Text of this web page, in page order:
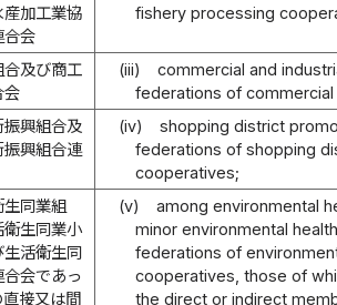
産加工業協
合会
fishery processing
合及び商工
会
(iii)
commercial and
federations of
振興組合及
振興組合連
(iv)
shopping district
federations of shopping
cooperatives;
生同業組
衛生同業小
生活衛生同
会であっ
接又は間
(v)
among environmental
minor environmental
federations of
cooperatives, those of
the direct or indirect